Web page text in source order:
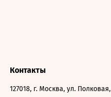
Контакты
127018, г. Москва, ул. Полковая,